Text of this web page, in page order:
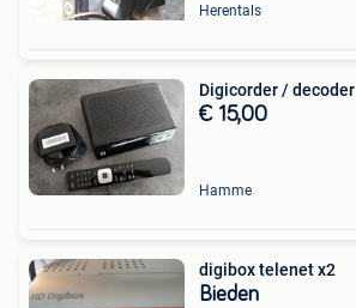
Herentals
Digicorder / decoder
€ 15,00
Hamme
digibox telenet x2
Bieden